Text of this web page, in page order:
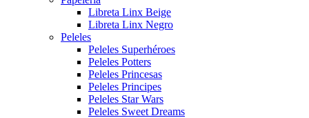
Libreta Linx Beige
Libreta Linx Negro
Peleles
Peleles Superhéroes
Peleles Potters
Peleles Princesas
Peleles Principes
Peleles Star Wars
Peleles Sweet Dreams